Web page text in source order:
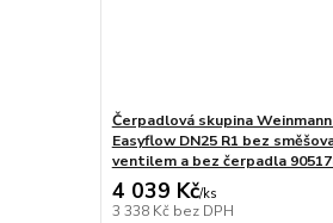
Čerpadlová skupina Weinmann
Easyflow DN25 R1 bez
ventilem a bez čerpadla
4 039 Kč/ks
3 338 Kč bez DPH